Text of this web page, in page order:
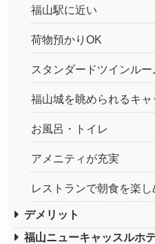
福山駅に近い
荷物預かりOK
スタンダードツインルー
福山城を眺められるキ
お風呂・トイレ
アメニティが充実
レストランで朝食を楽し
デメリット
福山ニューキャッスルホ